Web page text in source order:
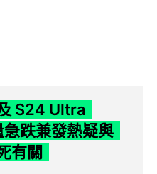
S24 Ultra
跌兼發熱疑與
有關